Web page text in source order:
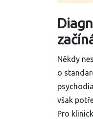
Někdy
o
však
Pro